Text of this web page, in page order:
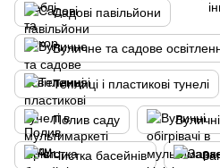
Садові павільйони
Вуличне та садове
Теплиці і пластикові тунелі
Полив саду Вуличні
Чистка басейнів